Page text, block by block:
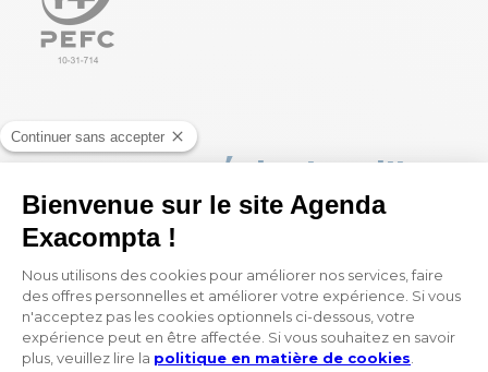
Vous appréciez la grille
Exatime 29 ? Vous pourriez
aussi aimer :